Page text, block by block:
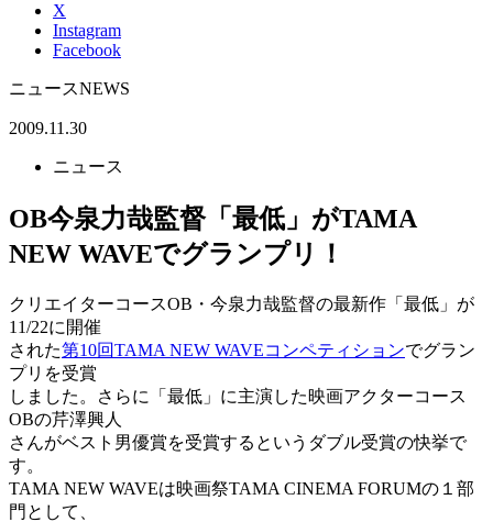
X
Instagram
Facebook
ニュースNEWS
2009.11.30
ニュース
OB今泉力哉監督「最低」がTAMA
NEW WAVEでグランプリ！
クリエイターコースOB・今泉力哉監督の最新作「最低」が
11/22に開催
された第10回TAMA NEW WAVEコンペティションでグラン
プリを受賞
しました。さらに「最低」に主演した映画アクターコース
OBの芹澤興人
さんがベスト男優賞を受賞するというダブル受賞の快挙で
す。
TAMA NEW WAVEは映画祭TAMA CINEMA FORUMの１部
門として、